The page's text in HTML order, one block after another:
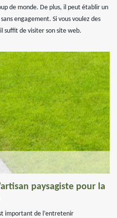
de monde. De plus, il peut établir un
engagement. Si vous voulez des
suffit de visiter son site web.
paysagiste pour la
important de l’entretenir